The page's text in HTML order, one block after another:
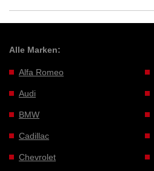
Alle Marken:
Alfa Romeo
Audi
BMW
Cadillac
Chevrolet